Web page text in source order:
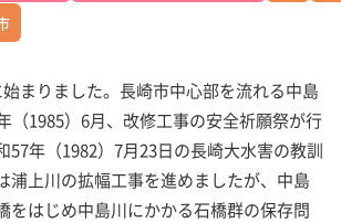
まりました。長崎市中心部を流れる中島
（1985）6月、改修工事の安全祈願祭が行
57年（1982）7月23日の長崎大水害の教訓
浦上川の拡幅工事を進めましたが、中島
をはじめ中島川にかかる石橋群の保存問